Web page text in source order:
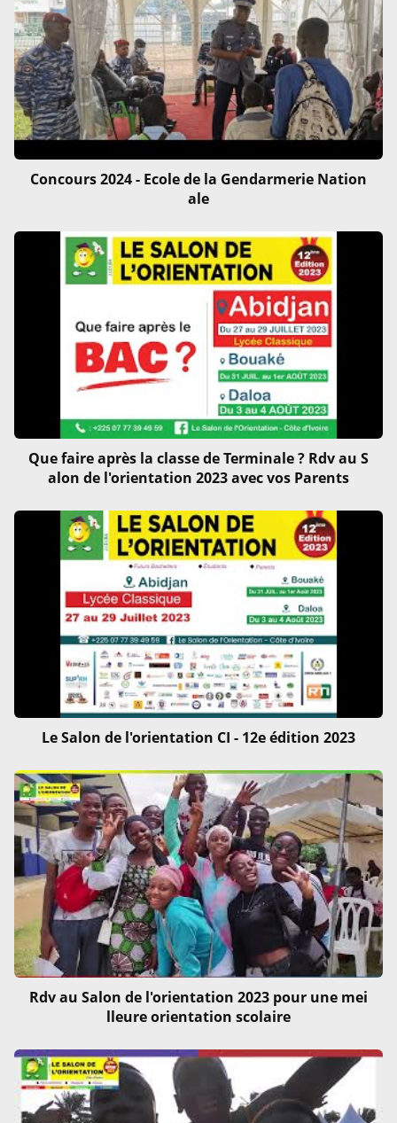
Concours 2024 - Ecole de la Gendarmerie Nation
ale
Que faire après la classe de Terminale ? Rdv au S
alon de l'orientation 2023 avec vos Parents
Le Salon de l'orientation CI - 12e édition 2023
Rdv au Salon de l'orientation 2023 pour une mei
lleure orientation scolaire